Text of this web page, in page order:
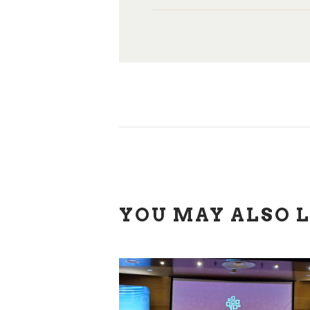
YOU MAY ALSO